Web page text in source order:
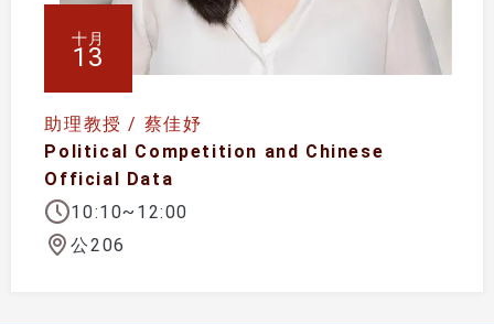
十月
13
助理教授 / 蔡佳妤
Political Competition and Chinese
Official Data
10:10~12:00
公206